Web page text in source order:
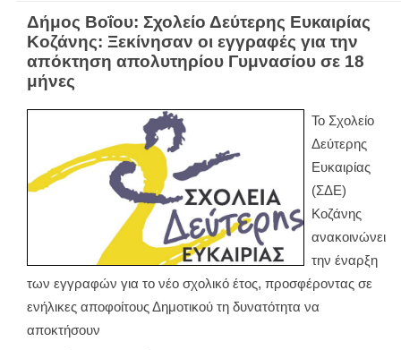
Δήμος Βοΐου: Σχολείο Δεύτερης Ευκαιρίας
Κοζάνης: Ξεκίνησαν οι εγγραφές για την
απόκτηση απολυτηρίου Γυμνασίου σε 18
μήνες
Το Σχολείο
Δεύτερης
Ευκαιρίας
(ΣΔΕ)
Κοζάνης
ανακοινώνει
την έναρξη
των εγγραφών για το νέο σχολικό έτος, προσφέροντας σε
ενήλικες αποφοίτους Δημοτικού τη δυνατότητα να
αποκτήσουν